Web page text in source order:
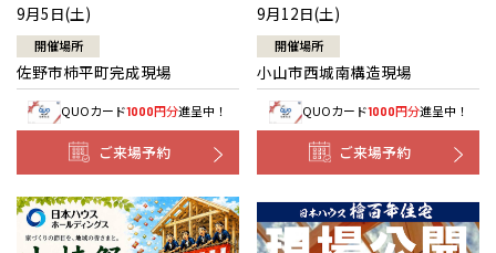
9月5日(土)
開催場所
佐野市柿平町完成現場
QUOカード1000円分進呈中！
ご来場予約
9月12日(土)
開催場所
小山市西城南構造現場
QUOカード1000円分進呈中！
ご来場予約